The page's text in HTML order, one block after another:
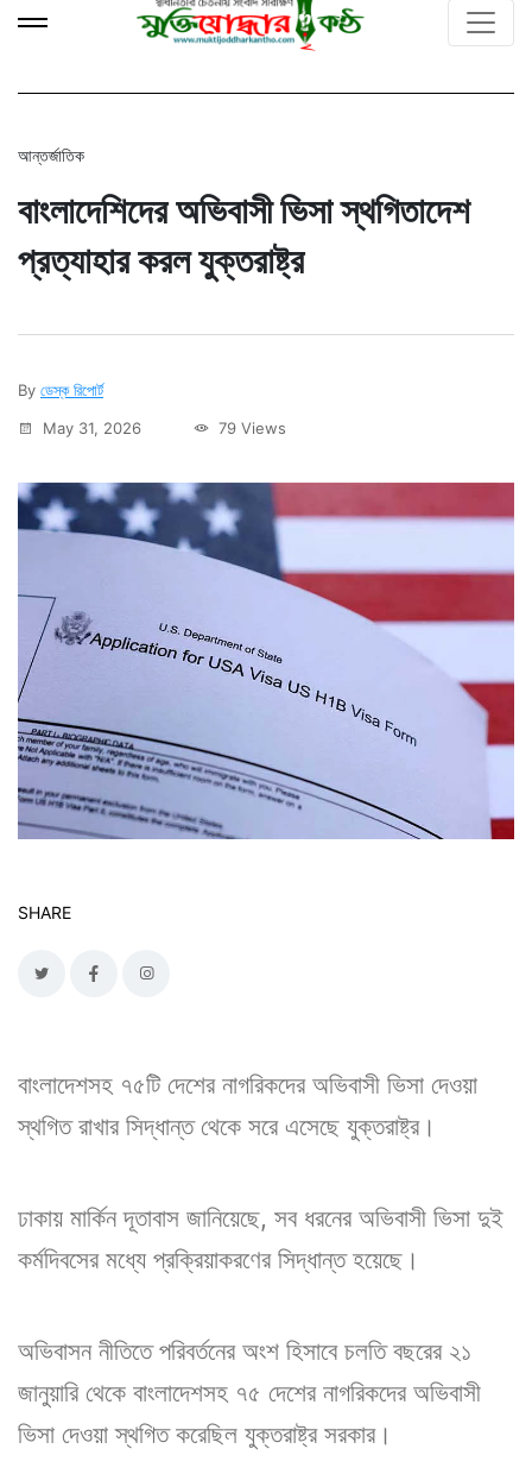
আন্তর্জাতিক
বাংলাদেশিদের অভিবাসী ভিসা স্থগিতাদেশ
প্রত্যাহার করল যুক্তরাষ্ট্র
By ডেস্ক রিপোর্ট
May 31, 2026
79 Views
SHARE
বাংলাদেশসহ ৭৫টি দেশের নাগরিকদের অভিবাসী ভিসা দেওয়া
স্থগিত রাখার সিদ্ধান্ত থেকে সরে এসেছে যুক্তরাষ্ট্র।
ঢাকায় মার্কিন দূতাবাস জানিয়েছে, সব ধরনের অভিবাসী ভিসা দুই
কর্মদিবসের মধ্যে প্রক্রিয়াকরণের সিদ্ধান্ত হয়েছে।
অভিবাসন নীতিতে পরিবর্তনের অংশ হিসাবে চলতি বছরের ২১
জানুয়ারি থেকে বাংলাদেশসহ ৭৫ দেশের নাগরিকদের অভিবাসী
ভিসা দেওয়া স্থগিত করেছিল যুক্তরাষ্ট্র সরকার।